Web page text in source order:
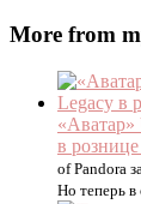
More from
в
of Pandora
Но теперь